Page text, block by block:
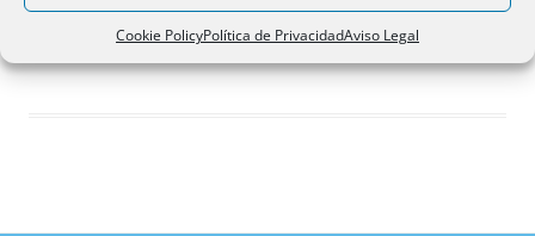
Cookie PolicyPolítica de PrivacidadAviso Legal
Registro
¿Has olvidado tu contraseña?